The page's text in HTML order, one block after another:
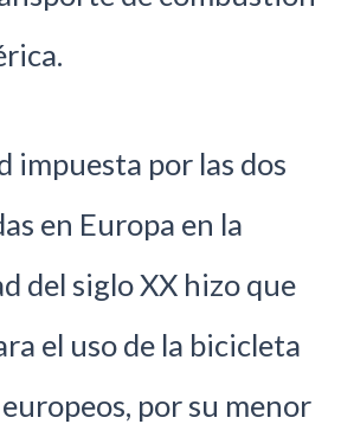
impuesta por las dos
en Europa en la
del siglo XX hizo que
el uso de la bicicleta
por su menor